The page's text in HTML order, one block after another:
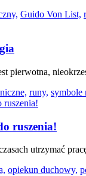
Guido Von List,
pierwotna,
runy, symbole
ruszenia!
utrzymać
opiekun duchowy,